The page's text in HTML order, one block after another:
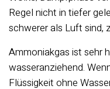
Regel nicht in tiefer
schwerer als Luft sind,
Ammoniakgas ist sehr
wasseranziehend.
Flüssigkeit ohne